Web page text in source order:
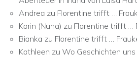
Andrea zu Florentine trifft …
Karin (Nuna) zu Florentine trifft …
Bianka zu Florentine trifft …
Kathleen zu Wo Geschichten